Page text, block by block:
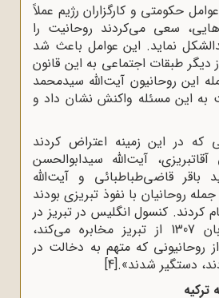
عوامل حکومتى و کارگزاران رژیم عملاً
سعى مى‌کردند روحانیت را
نماید. این عوامل باعث شد
دیگر طبقات اجتماعى به این قانون
این روحانیون آیت‌الله سیدمحمد
به این مسئله واکنش نشان داد و
که در این زمینه اعتراض کردند
آیت‌الله سیدابوالحسن
باقر قاضی‌طباطبائی و آیت‌الله
روحانیان با نفوذ تبریزی بودند
کردند. کنسول انگلیس در تبریز در
نامه‌اى که در 12 آبان 1307 از تبریز مخابره مى‌کند،
روحانیونى که متهم به دخالت در
دستگیر شدند».[4]